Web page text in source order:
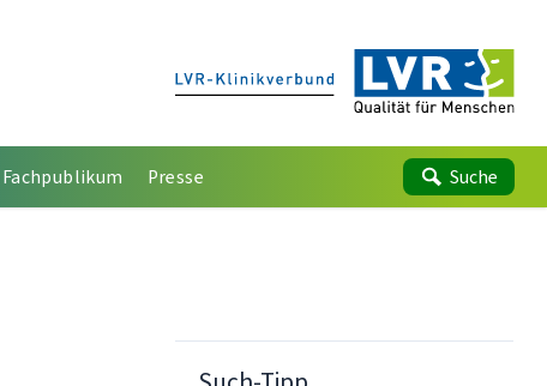
Fachpublikum Presse Suche